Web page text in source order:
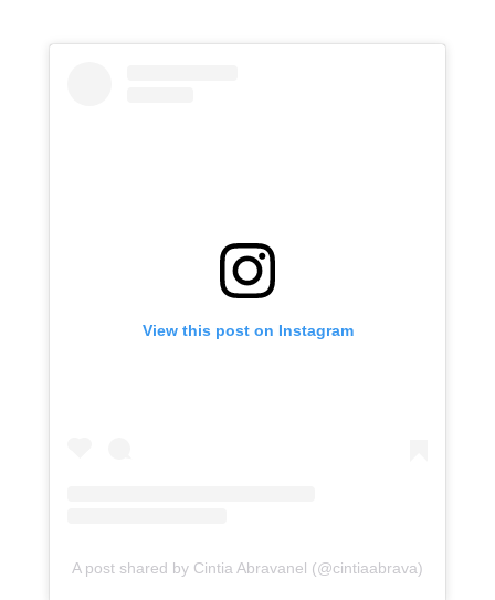
View this post on Instagram
A post shared by Cintia Abravanel (@cintiaabrava)